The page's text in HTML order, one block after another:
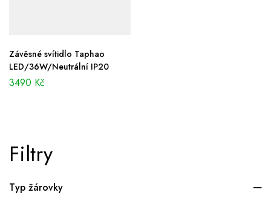
Filtry
Typ žárovky
Závěsné svítidlo Taphao
LED/36W/Neutrální IP20
3490 Kč